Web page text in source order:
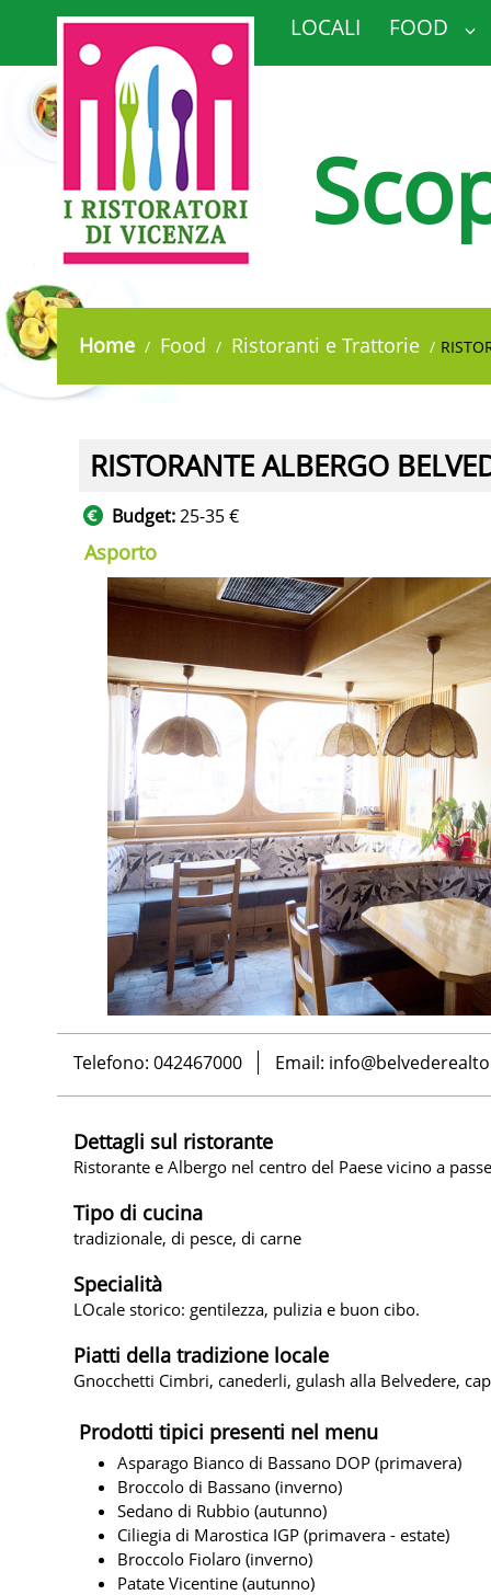
LOCALI FOOD
Home Food Ristoranti e Trattorie
RISTORANTE ALBERGO
Budget:25-35 €
Asporto
Telefono: 042467000 Email:
Dettagli sul ristorante
Ristorante e Albergo nel centro del Paese vicino a
Tipo di cucina
tradizionale, di pesce, di carne
Specialità
LOcale storico: gentilezza, pulizia e buon cibo.
Piatti della tradizione locale
Gnocchetti Cimbri, canederli, gulash alla Belvedere,
Prodotti tipici presenti nel menu
Asparago Bianco di Bassano DOP (primavera)
Broccolo di Bassano (inverno)
Sedano di Rubbio (autunno)
Ciliegia di Marostica IGP (primavera - estate)
Broccolo Fiolaro (inverno)
Patate Vicentine (autunno)